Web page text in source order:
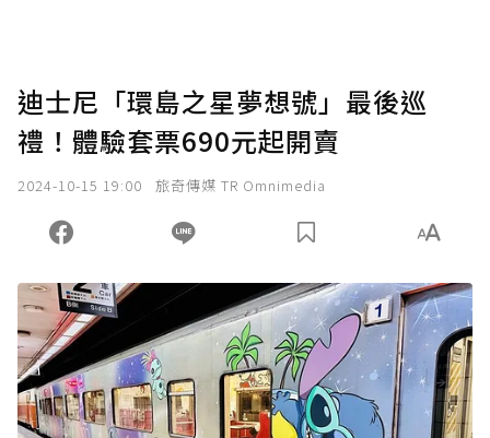
迪士尼「環島之星夢想號」最後巡
禮！體驗套票690元起開賣
2024-10-15 19:00 旅奇傳媒 TR Omnimedia